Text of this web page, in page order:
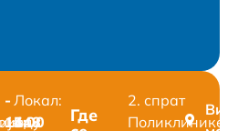
-
14:00
Локал:
548
Где
2. спрат
Поликлинике